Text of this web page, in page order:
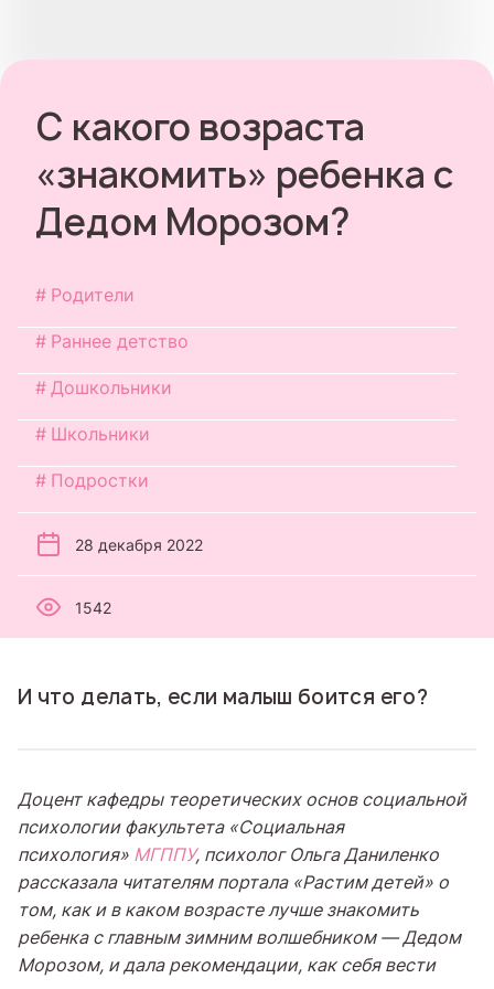
С какого возраста
«знакомить» ребенка с
Дедом Морозом?
Родители
Раннее детство
Дошкольники
Школьники
Подростки
28 декабря 2022
1542
И что делать, если малыш боится его?
Доцент кафедры теоретических основ социальной
психологии факультета «Социальная
психология» МГППУ, психолог Ольга Даниленко
рассказала читателям портала «Растим детей» о
том, как и в каком возрасте лучше знакомить
ребенка с главным зимним волшебником — Дедом
Морозом, и дала рекомендации, как себя вести